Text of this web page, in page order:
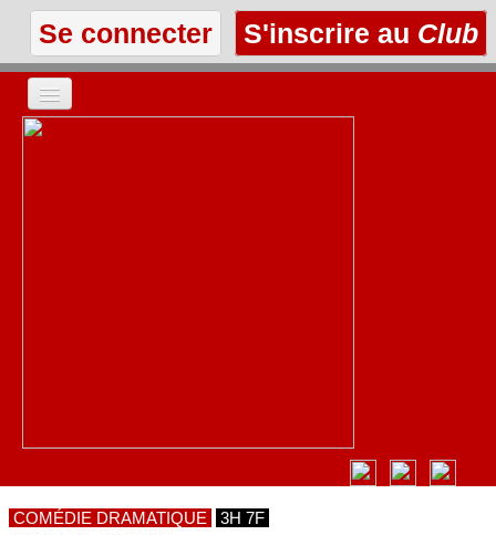
Se connecter S'inscrire au Club
COMÉDIE DRAMATIQUE
3H 7F